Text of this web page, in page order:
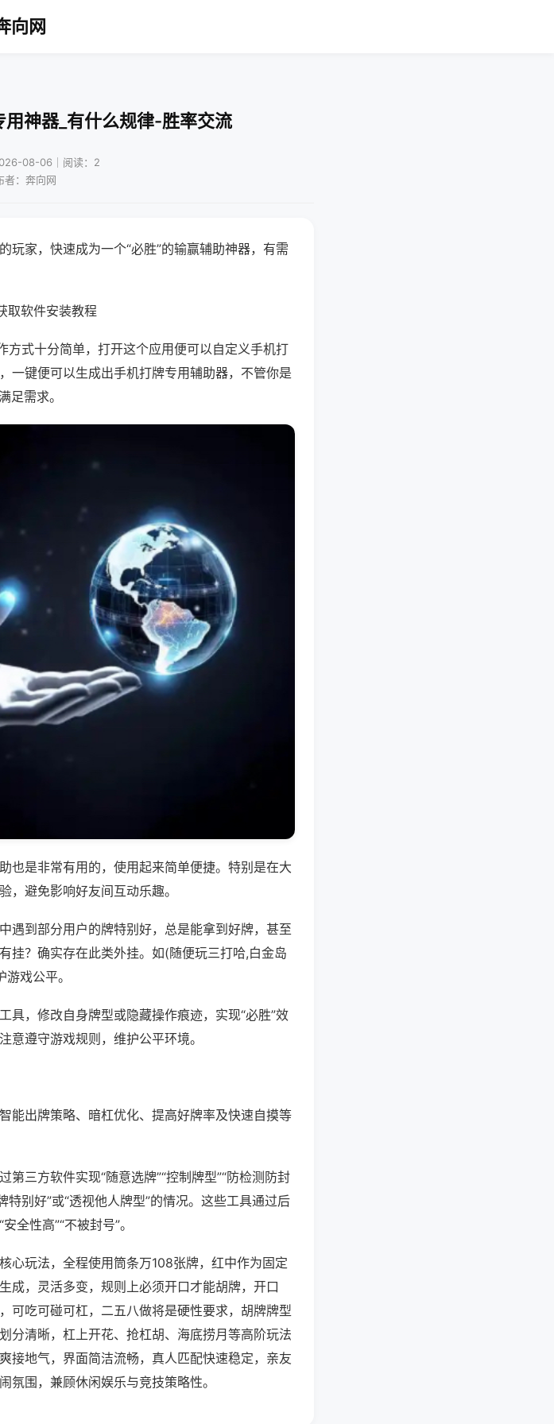
向网
神器_有什么规律-胜率交流
08-06｜阅读：2
者：奔向网
玩家，快速成为一个“必胜”的输赢辅助神器，有需
取软件安装教程
方式十分简单，打开这个应用便可以自定义手机打
一键便可以生成出手机打牌专用辅助器，不管你是
足需求。
也是非常有用的，使用起来简单便捷。特别是在大
，避免影响好友间互动乐趣。
遇到部分用户的牌特别好，总是能拿到好牌，甚至
挂？确实存在此类外挂。如(随便玩三打哈,白金岛
戏公平。
具，修改自身牌型或隐藏操作痕迹，实现“必胜”效
意遵守游戏规则，维护公平环境。
能出牌策略、暗杠优化、提高好牌率及快速自摸等
三方软件实现“随意选牌”“控制牌型”“防检测防封
别好”或“透视他人牌型”的情况。这些工具通过后
全性高”“不被封号”。
心玩法，全程使用筒条万108张牌，红中作为固定
成，灵活多变，规则上必须开口才能胡牌，开口
可吃可碰可杠，二五八做将是硬性要求，胡牌牌型
分清晰，杠上开花、抢杠胡、海底捞月等高阶玩法
接地气，界面简洁流畅，真人匹配快速稳定，亲友
氛围，兼顾休闲娱乐与竞技策略性。